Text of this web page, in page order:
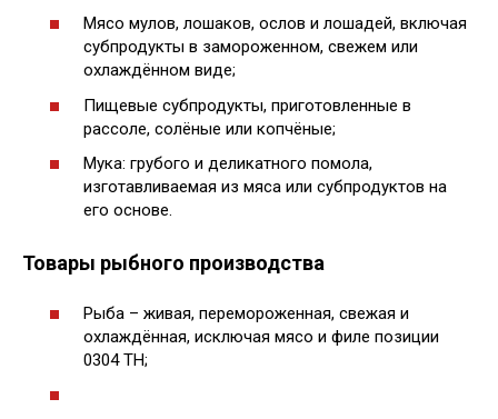
Мясо мулов, лошаков, ослов и лошадей, включая
субпродукты в замороженном, свежем или
охлаждённом виде;
Пищевые субпродукты, приготовленные в
рассоле, солёные или копчёные;
Мука: грубого и деликатного помола,
изготавливаемая из мяса или субпродуктов на
его основе.
Товары рыбного производства
Рыба – живая, перемороженная, свежая и
охлаждённая, исключая мясо и филе позиции
0304 ТН;